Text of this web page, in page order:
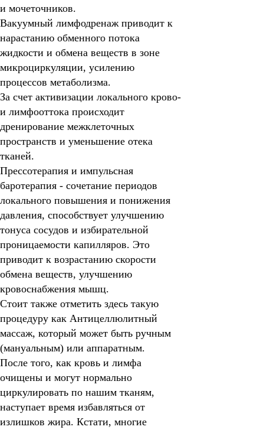
и мочеточников.
Вакуумный лимфодренаж приводит к
нарастанию обменного потока
жидкости и обмена веществ в зоне
микроциркуляции, усилению
процессов метаболизма.
За счет активизации локального крово-
и лимфооттока происходит
дренирование межклеточных
пространств и уменьшение отека
тканей.
Прессотерапия и импульсная
баротерапия - сочетание периодов
локального повышения и понижения
давления, способствует улучшению
тонуса сосудов и избирательной
проницаемости капилляров. Это
приводит к возрастанию скорости
обмена веществ, улучшению
кровоснабжения мышц.
Стоит также отметить здесь такую
процедуру как Антицеллюлитный
массаж, который может быть ручным
(мануальным) или аппаратным.
После того, как кровь и лимфа
очищены и могут нормально
циркулировать по нашим тканям,
наступает время избавляться от
излишков жира. Кстати, многие